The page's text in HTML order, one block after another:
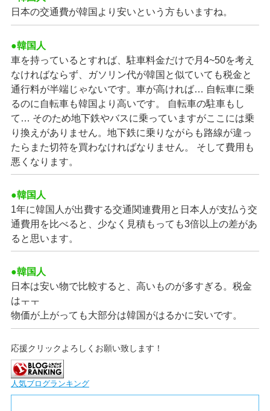
日本の交通費が韓国より安いという方もいますね。
●韓国人
車を持っているとすれば、駐車料金だけで月4~50を考え
なければならず、ガソリン代が韓国と似ていても税金と
通行料が半端じゃないです。車が高ければ… 自転車に乗
るのに自転車も韓国より高いです。 自転車の駐車もし
て… そのため地下鉄やバスに乗っていますがここには乗
り換えがありません。地下鉄に乗りながらも路線が違っ
たらまた切符を買わなければなりません。 そして費用も
悪くなります。
●韓国人
1年に韓国人が出費する交通関連費用と日本人が支払う交
通費用を比べると、少なく見積もっても3倍以上の差があ
ると思います。
●韓国人
日本は安い物で比較すると、高いものが多すぎる。税金
はㅜㅜ
物価が上がっても大部分は韓国がはるかに安いです。
応援クリックよろしくお願い致します！
人気ブログランキング